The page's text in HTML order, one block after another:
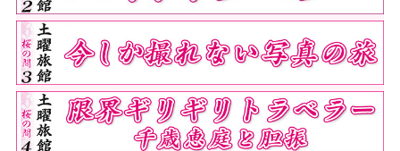
栗原市東部にレベル3大雨警報 8日午後6
時4分[08/08]